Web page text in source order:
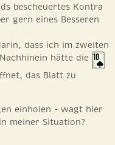
bescheuertes Kontra
gern eines Besseren
dass ich im zweiten
hätte die
das Blatt zu
einholen - wagt hier
meiner Situation?